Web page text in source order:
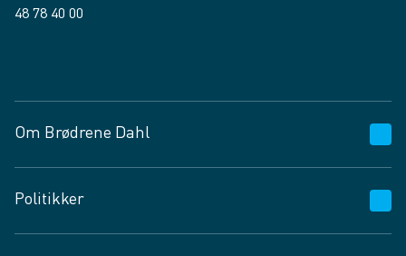
48 78 40 00
Om Brødrene Dahl
Vagttelefon 30 10 89 89
Spørgsmål og svar
Politikker